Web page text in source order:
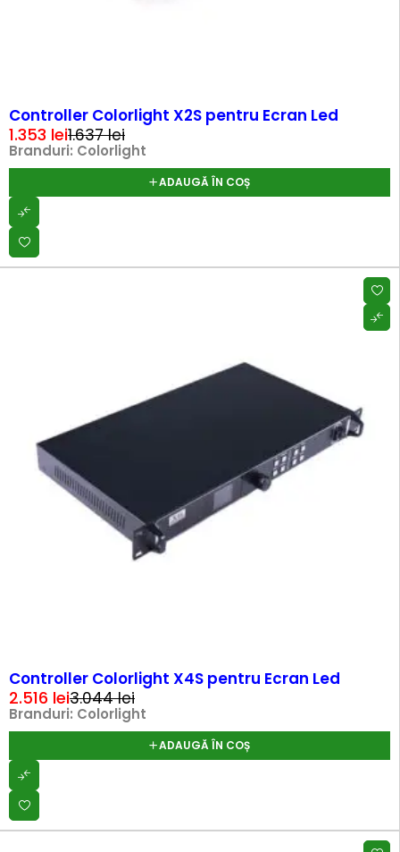
Controller Colorlight X2S pentru Ecran Led
1.637lei
1.353 lei
Branduri: Colorlight
ADAUGĂ ÎN COȘ
Controller Colorlight X4S pentru Ecran Led
3.044lei
2.516 lei
Branduri: Colorlight
ADAUGĂ ÎN COȘ